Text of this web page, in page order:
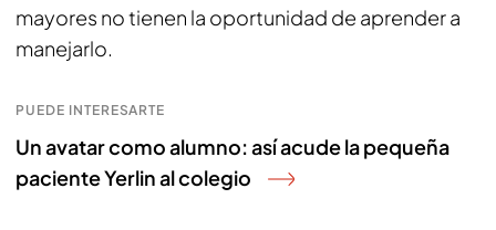
mayores no tienen la oportunidad de aprender a
manejarlo.
PUEDE INTERESARTE
Un avatar como alumno: así acude la pequeña
paciente Yerlin al colegio